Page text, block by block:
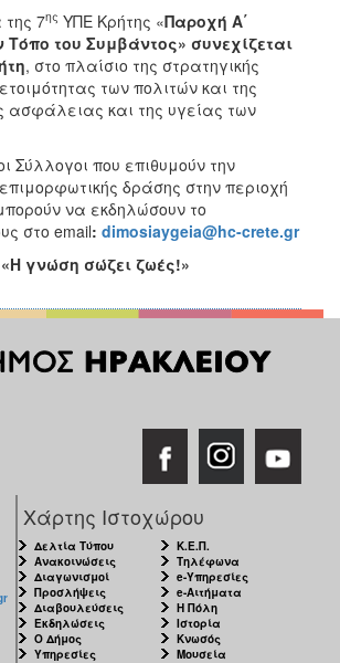
7ης ΥΠΕ Κρήτης «Παροχή Α΄
Τόπο του Συμβάντος» συνεχίζεται
, στο πλαίσιο της στρατηγικής
των πολιτών και της
ασφάλειας και της υγείας των
Σύλλογοι που επιθυμούν την
δράσης στην περιοχή
να εκδηλώσουν το
στο email: dimosiaygeia@hc-crete.gr
«Η γνώση σώζει ζωές!»
Χάρτης Ιστοχώρου
Δελτία Τύπου
Ανακοινώσεις
Διαγωνισμοί
Προσλήψεις
Διαβουλεύσεις
Εκδηλώσεις
Ο Δήμος
Υπηρεσίες
Κ.Ε.Π.
Τηλέφωνα
e-Υπηρεσίες
e-Αιτήματα
Η Πόλη
Ιστορία
Κνωσός
Μουσεία